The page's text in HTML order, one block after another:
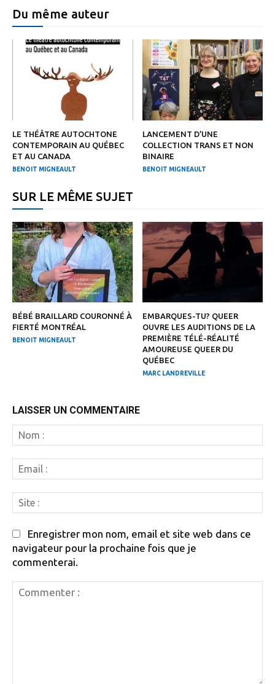
Du même auteur
LE THÉÂTRE AUTOCHTONE
CONTEMPORAIN AU QUÉBEC
ET AU CANADA
BENOIT MIGNEAULT
LANCEMENT D’UNE
COLLECTION TRANS ET NON
BINAIRE
BENOIT MIGNEAULT
SUR LE MÊME SUJET
BÉBÉ BRAILLARD COURONNÉ À
FIERTÉ MONTRÉAL
BENOIT MIGNEAULT
EMBARQUES-TU? QUEER
OUVRE LES AUDITIONS DE LA
PREMIÈRE TÉLÉ-RÉALITÉ
AMOUREUSE QUEER DU
QUÉBEC
MARC LANDREVILLE
LAISSER UN COMMENTAIRE
:
:
:
Enregistrer mon nom, email et site web dans ce
navigateur pour la prochaine fois que je
commenterai.